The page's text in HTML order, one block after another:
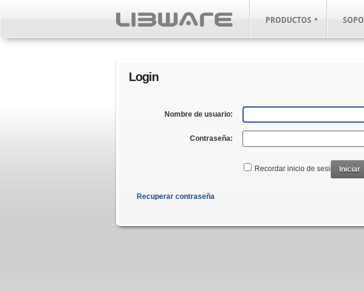
PRODUCTOS
Login
Nombre de usuario:
Contraseña:
Iniciar
Recordar inicio de sesión
Recuperar contraseña